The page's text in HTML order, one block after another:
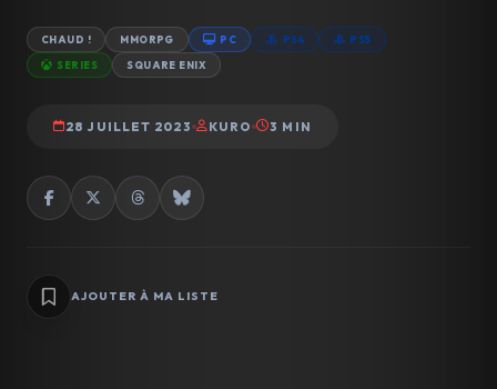
CHAUD ! MMORPG PC PS4 PS5
SERIES SQUARE ENIX
28 JUILLET 2023 KURO 3 MIN
AJOUTER À MA LISTE